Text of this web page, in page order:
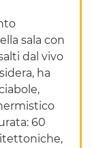
sala con
dal vivo
ha
60